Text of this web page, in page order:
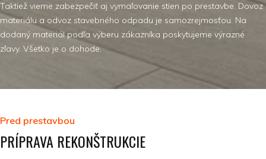
Taktiež vieme zabezpečiť aj vymaľovanie stien po prestavbe. Dovoz
materiálu a odvoz stavebného odpadu je samozrejmosťou. Na
dodaný materiál podľa výberu zákazníka poskytujeme výrazné
zľavy. Všetko je o dohode.
Pred prestavbou
PRÍPRAVA REKONŠTRUKCIE